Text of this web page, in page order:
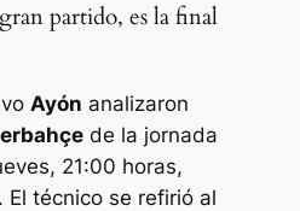
partido, es la final
Ayón analizaron
de la jornada
21:00 horas,
técnico se refirió al